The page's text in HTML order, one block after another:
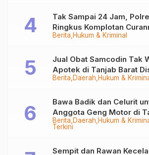
Berita Hukum & Kriminal
Tak Sampai 24 Jam,
Ringkus Komplotan
Tungkal
Berita Daerah Hukum &
Jual Obat Samcodin Tak
Apotek di Tanjab Barat
Berita Daerah Hukum &
Terkini
Bawa Badik dan Celurit
Anggota Geng Motor di
Diringkus
Sempit dan Rawan